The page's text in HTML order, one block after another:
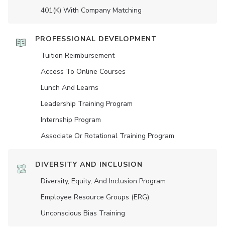
401(K) With Company Matching
PROFESSIONAL DEVELOPMENT
Tuition Reimbursement
Access To Online Courses
Lunch And Learns
Leadership Training Program
Internship Program
Associate Or Rotational Training Program
DIVERSITY AND INCLUSION
Diversity, Equity, And Inclusion Program
Employee Resource Groups (ERG)
Unconscious Bias Training